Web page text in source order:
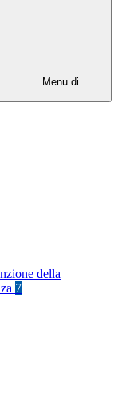
Menu di
della
7